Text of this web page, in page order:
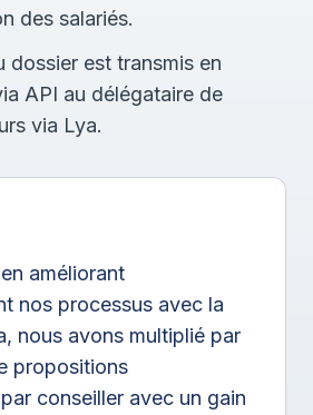
des salariés.
dossier est transmis en
API au délégataire de
via Lya.
améliorant
nos processus avec la
nous avons multiplié par
propositions
conseiller avec un gain